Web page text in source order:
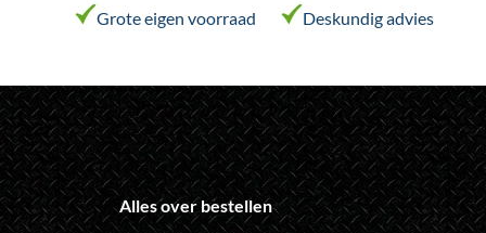
de
productpagina
Grote eigen voorraad Deskundig advies
Alles over bestellen